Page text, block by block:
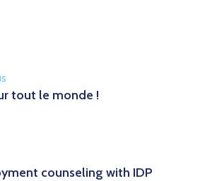
tout le monde !
counseling with IDP